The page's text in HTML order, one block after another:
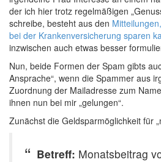
der ich hier trotz regelmäßigen
schreibe, besteht aus den
bei der Krankenversicherung sparen
inzwischen auch etwas besser
Nun, beide Formen der Spam gibts
Ansprache“, wenn die Spammer aus
Zuordnung der Mailadresse zum
ihnen nun bei mir „gelungen“.
Zunächst die Geldsparmöglichkeit für
Betreff: Monatsbeitrag